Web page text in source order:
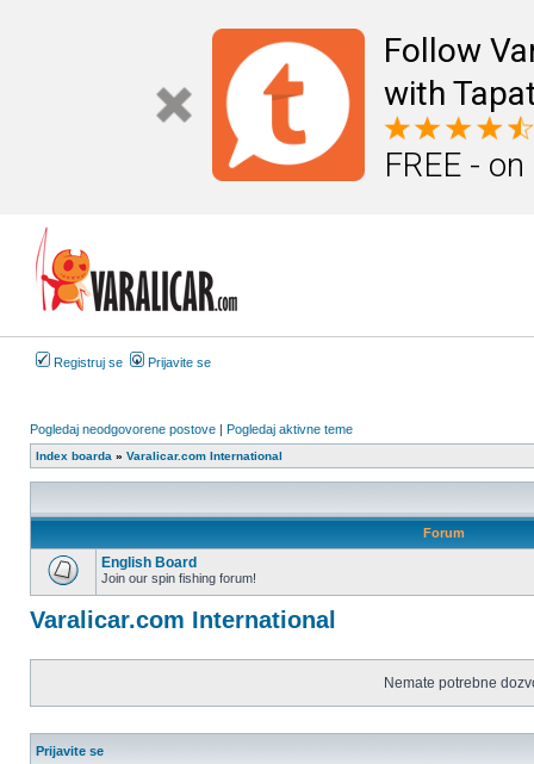
Follow
with
FREE -
Registruj se Prijavite se
Pogledaj neodgovorene postove | Pogledaj aktivne teme
Index boarda » Varalicar.com International
Forum
postova
English Board
Join our spin fishing forum!
Varalicar.com International
Nemate potrebne
Prijavite se